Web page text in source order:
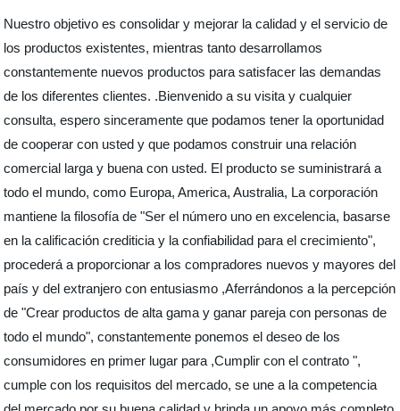
Nuestro objetivo es consolidar y mejorar la calidad y el servicio de
los productos existentes, mientras tanto desarrollamos
constantemente nuevos productos para satisfacer las demandas
de los diferentes clientes. .Bienvenido a su visita y cualquier
consulta, espero sinceramente que podamos tener la oportunidad
de cooperar con usted y que podamos construir una relación
comercial larga y buena con usted. El producto se suministrará a
todo el mundo, como Europa, America, Australia, La corporación
mantiene la filosofía de "Ser el número uno en excelencia, basarse
en la calificación crediticia y la confiabilidad para el crecimiento",
procederá a proporcionar a los compradores nuevos y mayores del
país y del extranjero con entusiasmo ,Aferrándonos a la percepción
de "Crear productos de alta gama y ganar pareja con personas de
todo el mundo", constantemente ponemos el deseo de los
consumidores en primer lugar para ,Cumplir con el contrato ",
cumple con los requisitos del mercado, se une a la competencia